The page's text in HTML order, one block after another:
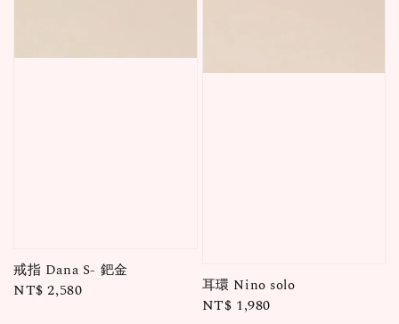
戒指 Dana S- 鈀金
Regular
NT$ 2,580 耳環 Nino solo
Regular
NT$ 1,980